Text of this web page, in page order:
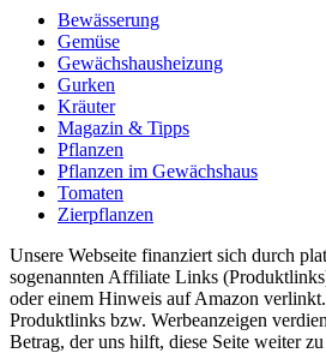
Bewässerung
Gemüse
Gewächshausheizung
Gurken
Kräuter
Magazin & Tipps
Pflanzen
Pflanzen im Gewächshaus
Tomaten
Zierpflanzen
Unsere Webseite finanziert sich durch
sogenannten Affiliate Links
oder einem Hinweis auf Amazon
Produktlinks bzw. Werbeanzeigen
Betrag, der uns hilft, diese Seite weiter zu